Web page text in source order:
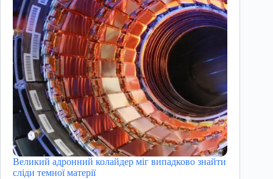
Великий адронний колайдер міг випадково знайти
сліди темної матерії